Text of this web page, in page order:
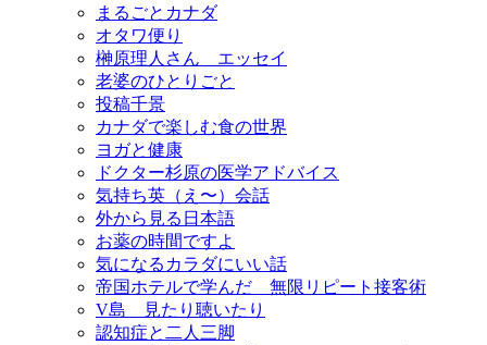
まるごとカナダ
オタワ便り
榊原理人さん エッセイ
老婆のひとりごと
投稿千景
カナダで楽しむ食の世界
ヨガと健康
ドクター杉原の医学アドバイス
気持ち英（え〜）会話
外から見る日本語
お薬の時間ですよ
気になるカラダにいい話
帝国ホテルで学んだ 無限リピート接客術
V島 見たり聴いたり
認知症と二人三脚